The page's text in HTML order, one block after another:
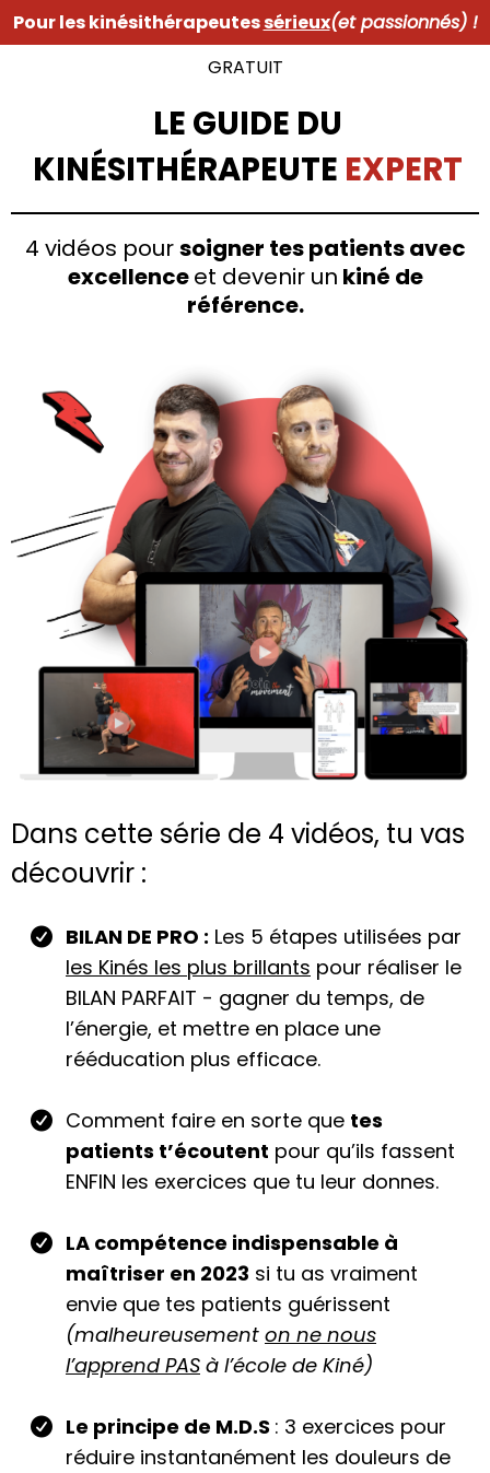
Pour les kinésithérapeutessérieux(et passionnés) !
GRATUIT
LE GUIDE DU
KINÉSITHÉRAPEUTE EXPERT
4 vidéos poursoigner tes patients avec
excellenceet devenir un kiné de
référence.
Dans cette série de 4 vidéos, tu vas
découvrir :
BILAN DE PRO : Les 5 étapes utilisées par
les Kinés les plus brillants pour réaliser le
BILAN PARFAIT - gagner du temps, de
l’énergie, et mettre en place une
rééducation plus efficace.
Comment faire en sorte que tes
patients t’écoutent pour qu’ils fassent
ENFIN les exercices que tu leur donnes.
LA compétence indispensable à
maîtriser en 2023 si tu as vraiment
envie que tes patients guérissent
(malheureusement on ne nous
l’apprend PAS à l’école de Kiné)
Le principe de M.D.S : 3 exercices pour
réduire instantanément les douleurs de